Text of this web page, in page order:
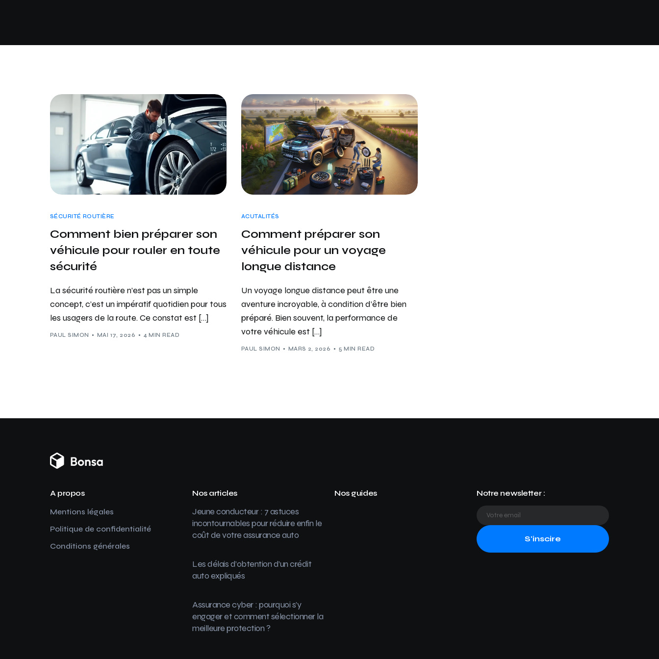
SÉCURITÉ ROUTIÈRE
Comment bien préparer son
véhicule pour rouler en toute
sécurité
La sécurité routière n’est pas un simple
concept, c’est un impératif quotidien pour tous
les usagers de la route. Ce constat est […]
PAUL SIMON MAI 17, 2026 4 MIN READ
ACUTALITÉS
Comment préparer son
véhicule pour un voyage
longue distance
Un voyage longue distance peut être une
aventure incroyable, à condition d’être bien
préparé. Bien souvent, la performance de
votre véhicule est […]
PAUL SIMON MARS 2, 2026 5 MIN READ
A propos
Mentions légales
Politique de confidentialité
Conditions générales
Nos articles
Jeune conducteur : 7 astuces
incontournables pour réduire enfin le
coût de votre assurance auto
Les délais d’obtention d’un crédit
auto expliqués
Assurance cyber : pourquoi s’y
engager et comment sélectionner la
meilleure protection ?
Nos guides Notre newsletter :
S'inscire